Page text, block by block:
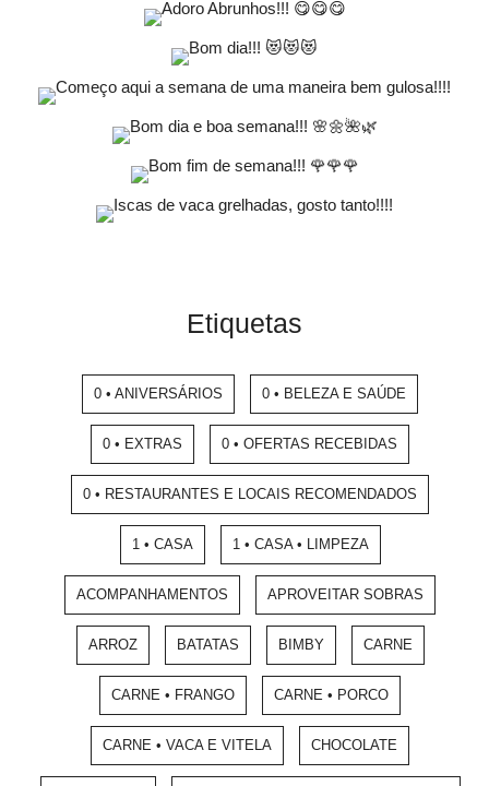
Etiquetas
0 • ANIVERSÁRIOS 0 • BELEZA E SAÚDE
0 • EXTRAS 0 • OFERTAS RECEBIDAS
0 • RESTAURANTES E LOCAIS RECOMENDADOS
1 • CASA 1 • CASA • LIMPEZA
ACOMPANHAMENTOS APROVEITAR SOBRAS
ARROZ BATATAS BIMBY CARNE
CARNE • FRANGO CARNE • PORCO
CARNE • VACA E VITELA CHOCOLATE